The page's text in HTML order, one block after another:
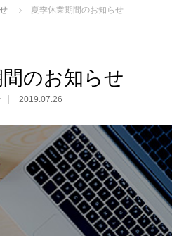
夏季休業期間のお知らせ
のお知らせ
2019.07.26